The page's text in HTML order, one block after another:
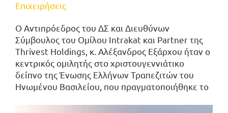
Επιχειρήσεις
Ο Αντιπρόεδρος του ΔΣ και Διευθύνων
Σύμβουλος του Ομίλου Intrakat και Partner της
Thrivest Holdings, κ. Αλέξανδρος Εξάρχου ήταν ο
κεντρικός ομιλητής στο χριστουγεννιάτικο
δείπνο της Ένωσης Ελλήνων Τραπεζιτών του
Ηνωμένου Βασιλείου, που πραγματοποιήθηκε το